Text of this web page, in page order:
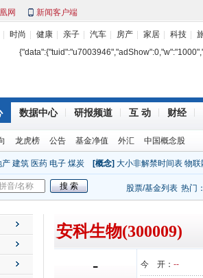
网 新闻客户端
时尚 健康 亲子 汽车 房产 家居 科技
数据中心 研报频道 互 动 财经
龙虎榜 公告 基金净值 外汇 中国概念股
产 建筑 医药 电子 煤炭 [概念] 大小非解禁时间表 物联
股票/基金列表 热门
安科生物(300009)
- 今 开： --